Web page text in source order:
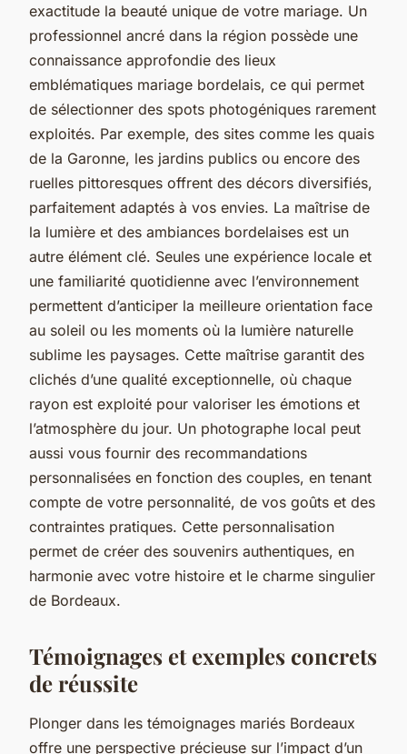
exactitude la beauté unique de votre mariage. Un
professionnel ancré dans la région possède une
connaissance approfondie des lieux
emblématiques mariage bordelais, ce qui permet
de sélectionner des spots photogéniques rarement
exploités. Par exemple, des sites comme les quais
de la Garonne, les jardins publics ou encore des
ruelles pittoresques offrent des décors diversifiés,
parfaitement adaptés à vos envies. La maîtrise de
la lumière et des ambiances bordelaises est un
autre élément clé. Seules une expérience locale et
une familiarité quotidienne avec l’environnement
permettent d’anticiper la meilleure orientation face
au soleil ou les moments où la lumière naturelle
sublime les paysages. Cette maîtrise garantit des
clichés d’une qualité exceptionnelle, où chaque
rayon est exploité pour valoriser les émotions et
l’atmosphère du jour. Un photographe local peut
aussi vous fournir des recommandations
personnalisées en fonction des couples, en tenant
compte de votre personnalité, de vos goûts et des
contraintes pratiques. Cette personnalisation
permet de créer des souvenirs authentiques, en
harmonie avec votre histoire et le charme singulier
de Bordeaux.
Témoignages et exemples concrets
de réussite
Plonger dans les témoignages mariés Bordeaux
offre une perspective précieuse sur l’impact d’un